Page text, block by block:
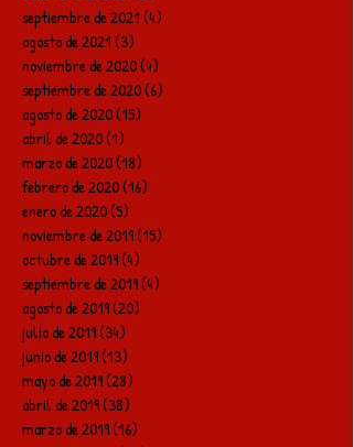
septiembre de 2021(4)
agosto de 2021(3)
noviembre de 2020(4)
septiembre de 2020(6)
agosto de 2020(15)
abril de 2020(1)
marzo de 2020(18)
febrero de 2020(16)
enero de 2020(5)
noviembre de 2019(15)
octubre de 2019(4)
septiembre de 2019(4)
agosto de 2019(20)
julio de 2019(34)
junio de 2019(13)
mayo de 2019(28)
abril de 2019(38)
marzo de 2019(16)